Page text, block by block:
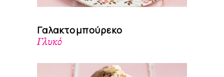
Γαλακτομπούρεκο
Γλυκό